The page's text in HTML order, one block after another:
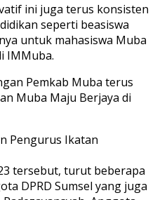
ini juga terus konsisten
seperti beasiswa
untuk mahasiswa Muba
IMMuba.
Pemkab Muba terus
Muba Maju Berjaya di
Pengurus Ikatan
tersebut, turut beberapa
DPRD Sumsel yang juga